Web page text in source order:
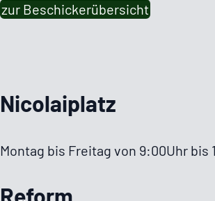
zur Beschi­cker­über­sicht
Nico­lai­platz
Montag bis Freitag von 9:00Uhr bis